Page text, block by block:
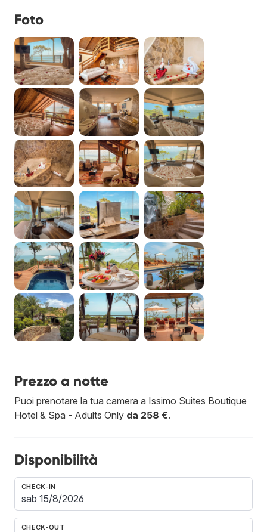
Foto
Prezzo a notte
Puoi prenotare la tua camera a Issimo Suites Boutique
Hotel & Spa - Adults Only da 258 €.
Disponibilità
CHECK-IN
CHECK-OUT